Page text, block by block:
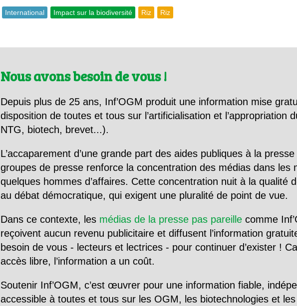
International Impact sur la biodiversité Riz Riz
Nous avons besoin de vous !
Depuis plus de 25 ans, Inf’OGM produit une information mise
disposition de toutes et tous sur l’artificialisation et l’appropriation
NTG, biotech, brevet...).
L’accaparement d’une grande part des aides publiques à la
groupes de presse renforce la concentration des médias dans les
quelques hommes d’affaires. Cette concentration nuit à la qualité
au débat démocratique, qui exigent une pluralité de point de vue.
Dans ce contexte, les médias de la presse pas pareille comme
reçoivent aucun revenu publicitaire et diffusent l’information
besoin de vous - lecteurs et lectrices - pour continuer d’exister !
accès libre, l’information a un coût.
Soutenir Inf’OGM, c’est œuvrer pour une information fiable,
accessible à toutes et tous sur les OGM, les biotechnologies et